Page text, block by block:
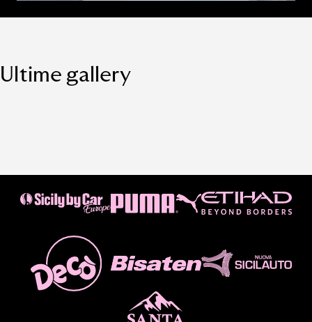
Ultime gallery